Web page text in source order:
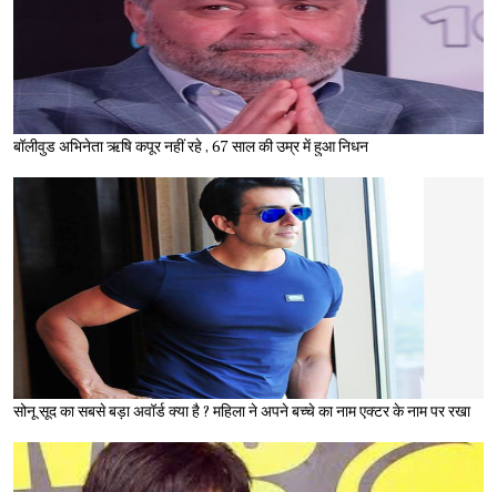
बॉलीवुड अभिनेता ऋषि कपूर नहीं रहे , 67 साल की उम्र में हुआ निधन
सोनू सूद का सबसे बड़ा अवॉर्ड क्या है ? महिला ने अपने बच्चे का नाम एक्टर के नाम पर रखा